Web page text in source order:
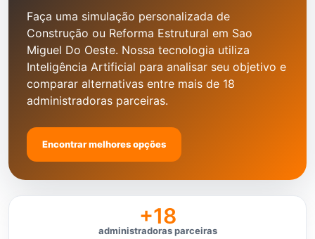
Faça uma simulação personalizada de
Construção ou Reforma Estrutural em Sao
Miguel Do Oeste. Nossa tecnologia utiliza
Inteligência Artificial para analisar seu objetivo e
comparar alternativas entre mais de 18
administradoras parceiras.
Encontrar melhores opções
+18
administradoras parceiras